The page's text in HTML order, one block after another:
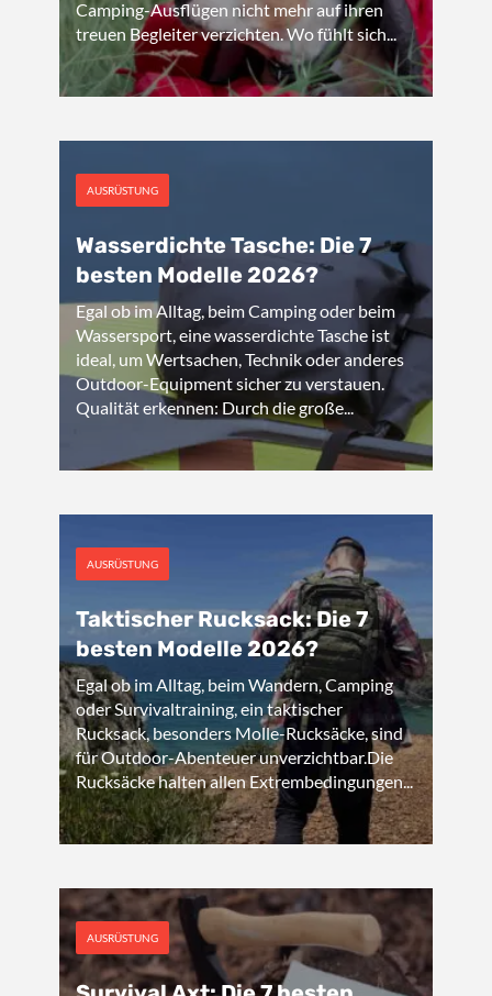
Camping-Ausflügen nicht mehr auf ihren
treuen Begleiter verzichten. Wo fühlt sich...
AUSRÜSTUNG
Wasserdichte Tasche: Die 7
besten Modelle 2026?
Egal ob im Alltag, beim Camping oder beim
Wassersport, eine wasserdichte Tasche ist
ideal, um Wertsachen, Technik oder anderes
Outdoor-Equipment sicher zu verstauen.
Qualität erkennen: Durch die große...
AUSRÜSTUNG
Taktischer Rucksack: Die 7
besten Modelle 2026?
Egal ob im Alltag, beim Wandern, Camping
oder Survivaltraining, ein taktischer
Rucksack, besonders Molle-Rucksäcke, sind
für Outdoor-Abenteuer unverzichtbar.Die
Rucksäcke halten allen Extrembedingungen...
AUSRÜSTUNG